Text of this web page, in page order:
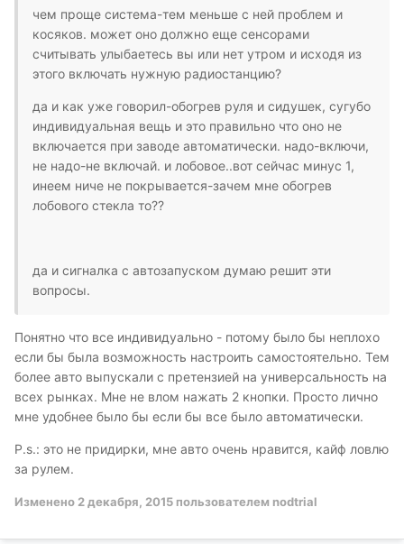
чем проще система-тем меньше с ней проблем и
косяков. может оно должно еще сенсорами
считывать улыбаетесь вы или нет утром и исходя из
этого включать нужную радиостанцию?
да и как уже говорил-обогрев руля и сидушек, сугубо
индивидуальная вещь и это правильно что оно не
включается при заводе автоматически. надо-включи,
не надо-не включай. и лобовое..вот сейчас минус 1,
инеем ниче не покрывается-зачем мне обогрев
лобового стекла то??
да и сигналка с автозапуском думаю решит эти
вопросы.
Понятно что все индивидуально - потому было бы неплохо
если бы была возможность настроить самостоятельно. Тем
более авто выпускали с претензией на универсальность на
всех рынках. Мне не влом нажать 2 кнопки. Просто лично
мне удобнее было бы если бы все было автоматически.
P.s.: это не придирки, мне авто очень нравится, кайф ловлю
за рулем.
Изменено 2 декабря, 2015 пользователем nodtrial